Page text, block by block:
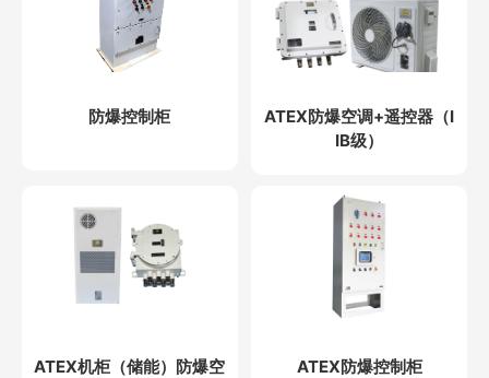
防爆控制柜
ATEX防爆空调+遥控器（I
IB级）
ATEX机柜（储能）防爆空
ATEX防爆控制柜